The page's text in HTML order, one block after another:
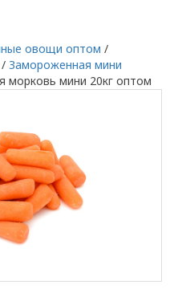
овощи оптом /
/ Замороженная мини
морковь мини 20кг оптом